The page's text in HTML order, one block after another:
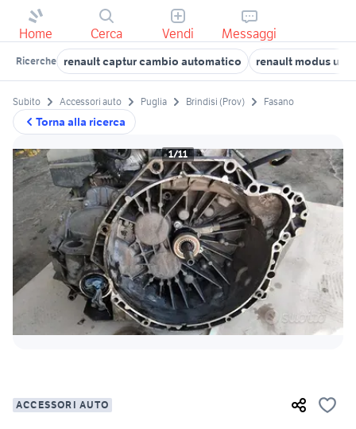
Home Cerca Vendi Messaggi
Ricerche renault captur cambio automatico renault modus
Torna alla ricerca
Subito Accessori auto Puglia Brindisi (Prov) Fasano
1/11
ACCESSORI AUTO